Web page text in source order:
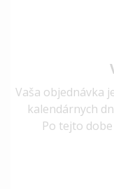
Vaša objednávka
kalendárnych
Po tejto